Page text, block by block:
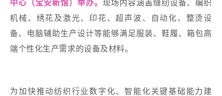
中心（宝安新馆）举办。现场内容涵盖缝纫设备、编织
机械、绣花及激光、印花、超声波、自动化、整烫设
备、电脑辅助生产设计等能够满足服装、鞋履、箱包高
端个性化生产需求的设备及材料。
为加快推动纺织行业数字化、智能化关键基础能力建